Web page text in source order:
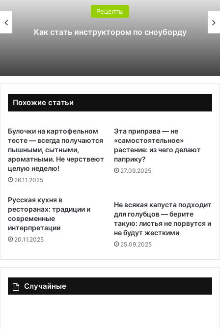
Рецепты
Какой поликарбонат выбрать для
теплицы: 4 или 6 мм
Похожие статьи
Булочки на картофельном
тесте — всегда получаются
пышными, сытными,
ароматными. Не черствеют
целую неделю!
26.11.2025
Эта приправа — не
«самостоятельное»
растение: из чего делают
паприку?
27.09.2025
Русская кухня в
ресторанах: традиции и
современные
интерпретации
20.11.2025
Не всякая капуста подходит
для голубцов — берите
такую: листья не порвутся и
не будут жесткими
25.09.2025
Случайные